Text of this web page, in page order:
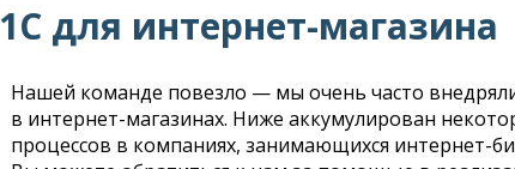
1С для интернет-магазина
Нашей команде повезло — мы очень часто
в интернет-магазинах. Ниже аккумулирован
процессов в компаниях, занимающихся интернет-